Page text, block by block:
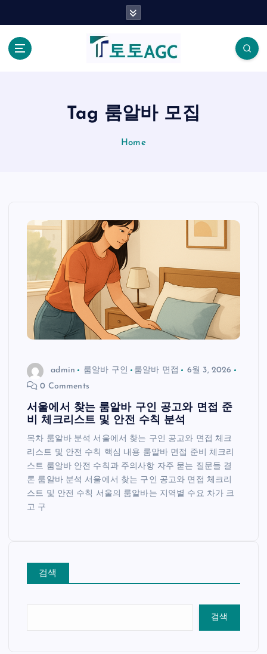
Tag 룸알바 모집
Home
admin 룸알바 구인 룸알바 면접
6월 3, 2026
0 Comments
서울에서 찾는 룸알바 구인 공고와 면접 준
비 체크리스트 및 안전 수칙 분석
목차 룸알바 분석 서울에서 찾는 구인 공고와 면접 체크
리스트 및 안전 수칙 핵심 내용 룸알바 면접 준비 체크리
스트 룸알바 안전 수칙과 주의사항 자주 묻는 질문들 결
론 룸알바 분석 서울에서 찾는 구인 공고와 면접 체크리
스트 및 안전 수칙 서울의 룸알바는 지역별 수요 차가 크
고 구
검색
검색